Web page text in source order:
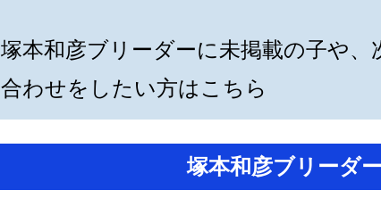
塚本和彦ブリーダーに未掲載の子や
合わせをしたい方はこちら
塚本和彦ブリーダ